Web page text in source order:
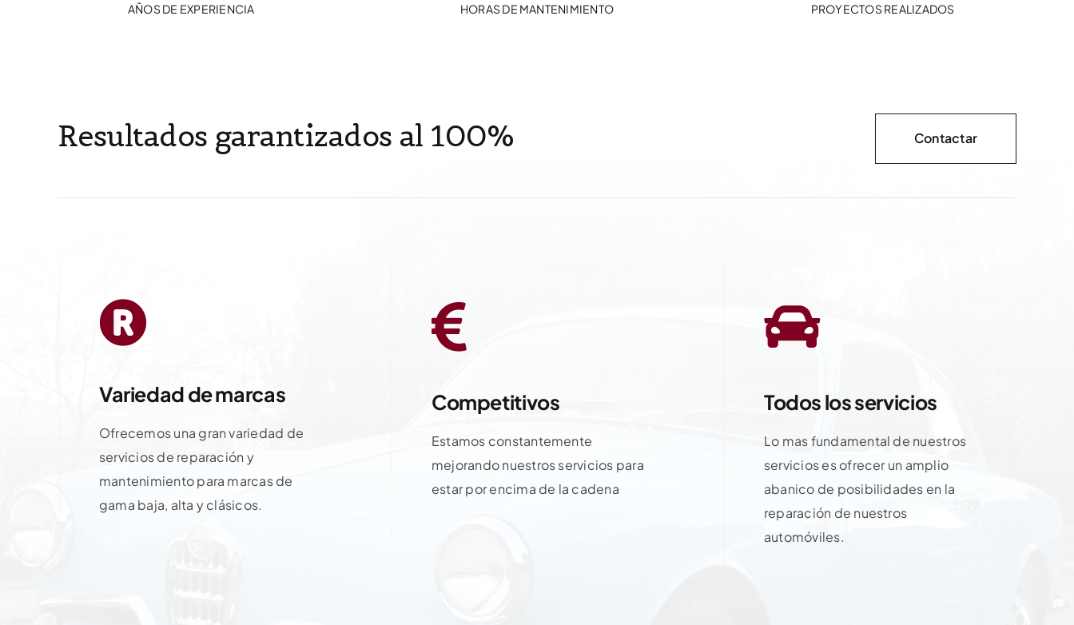
AÑOS DE EXPERIENCIA HORAS DE MANTENIMIENTO PROYECTOS REALIZADOS
Resultados garantizados al 100% Contactar
Variedad de marcas
Ofrecemos una gran variedad de
servicios de reparación y
mantenimiento para marcas de
gama baja, alta y clásicos.
Contactar
Competitivos
Estamos constantemente
mejorando nuestros servicios para
estar por encima de la cadena
Contactar
Todos los servicios
Lo mas fundamental de nuestros
servicios es ofrecer un amplio
abanico de posibilidades en la
reparación de nuestros
automóviles.